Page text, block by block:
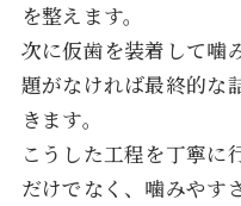
を整えます。
次に仮歯を装着して噛
題がなければ最終的な
きます。
こうした工程を丁寧に
だけでなく、噛みやす